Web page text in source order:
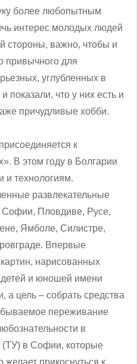
более любопытным
интерес молодых людей
стороны, важно, чтобы и
привычного для
углубленных в
показали, что у них есть и
причудливые хобби.
к
В этом году в Болгарии
и технологиям.
развлекательные
Софии, Пловдиве, Русе,
Ямболе, Силистре,
Впервые
картин, нарисованных
и юношей имени
цель – собрать средства
переживание
в
(ТУ) в Софии, которые
желает прикоснуться к